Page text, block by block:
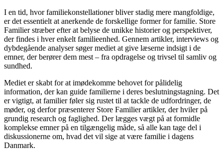
I en tid, hvor familiekonstellationer bliver stadig mere mangfoldige,
er det essentielt at anerkende de forskellige former for familie. Store
Familier stræber efter at belyse de unikke historier og perspektiver,
der findes i hver enkelt familieenhed. Gennem artikler, interviews og
dybdegående analyser søger mediet at give læserne indsigt i de
emner, der berører dem mest – fra opdragelse og trivsel til samliv og
sundhed.
Mediet er skabt for at imødekomme behovet for pålidelig
information, der kan guide familierne i deres beslutningstagning. Det
er vigtigt, at familier føler sig rustet til at tackle de udfordringer, de
møder, og derfor præsenterer Store Familier artikler, der hviler på
grundig research og faglighed. Der lægges vægt på at formidle
komplekse emner på en tilgængelig måde, så alle kan tage del i
diskussionerne om, hvad det vil sige at være familie i dagens
Danmark.